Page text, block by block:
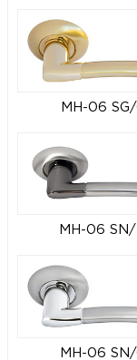
MH-06 SG/
MH-06 SN/
MH-06 SN/